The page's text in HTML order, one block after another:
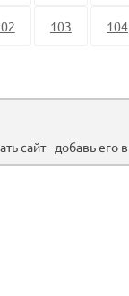
103 104
сайт - добавь его в